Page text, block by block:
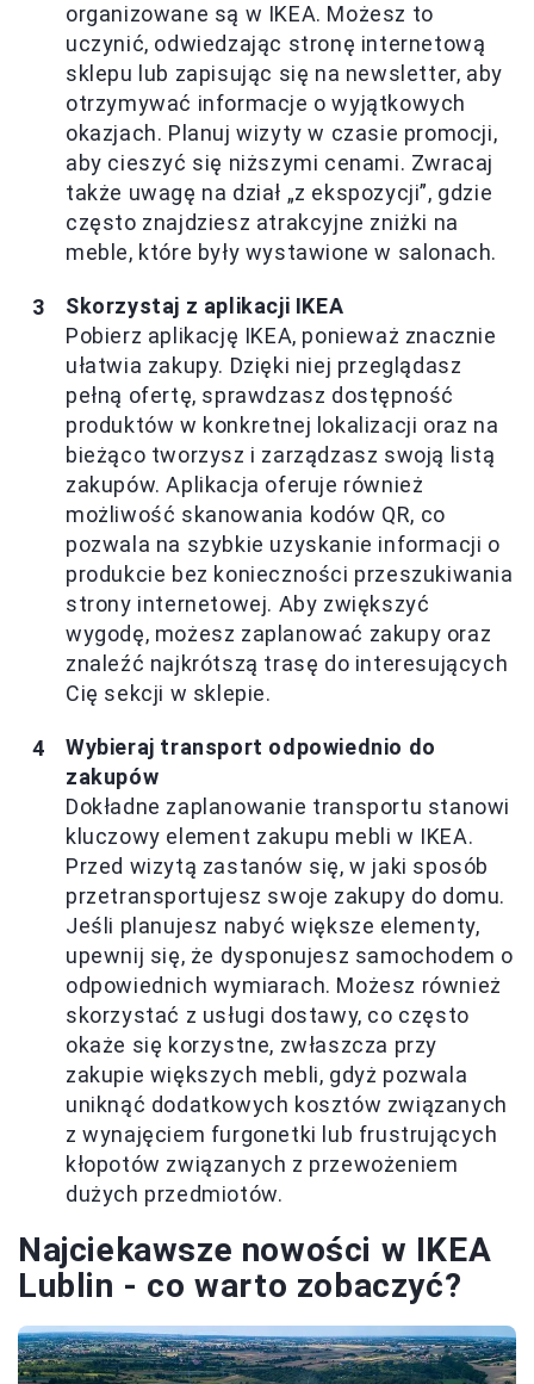
organizowane są w IKEA. Możesz to
uczynić, odwiedzając stronę internetową
sklepu lub zapisując się na newsletter, aby
otrzymywać informacje o wyjątkowych
okazjach. Planuj wizyty w czasie promocji,
aby cieszyć się niższymi cenami. Zwracaj
także uwagę na dział „z ekspozycji”, gdzie
często znajdziesz atrakcyjne zniżki na
meble, które były wystawione w salonach.
Skorzystaj z aplikacji IKEA
Pobierz aplikację IKEA, ponieważ znacznie
ułatwia zakupy. Dzięki niej przeglądasz
pełną ofertę, sprawdzasz dostępność
produktów w konkretnej lokalizacji oraz na
bieżąco tworzysz i zarządzasz swoją listą
zakupów. Aplikacja oferuje również
możliwość skanowania kodów QR, co
pozwala na szybkie uzyskanie informacji o
produkcie bez konieczności przeszukiwania
strony internetowej. Aby zwiększyć
wygodę, możesz zaplanować zakupy oraz
znaleźć najkrótszą trasę do interesujących
Cię sekcji w sklepie.
Wybieraj transport odpowiednio do
zakupów
Dokładne zaplanowanie transportu stanowi
kluczowy element zakupu mebli w IKEA.
Przed wizytą zastanów się, w jaki sposób
przetransportujesz swoje zakupy do domu.
Jeśli planujesz nabyć większe elementy,
upewnij się, że dysponujesz samochodem o
odpowiednich wymiarach. Możesz również
skorzystać z usługi dostawy, co często
okaże się korzystne, zwłaszcza przy
zakupie większych mebli, gdyż pozwala
uniknąć dodatkowych kosztów związanych
z wynajęciem furgonetki lub frustrujących
kłopotów związanych z przewożeniem
dużych przedmiotów.
Najciekawsze nowości w IKEA
Lublin - co warto zobaczyć?